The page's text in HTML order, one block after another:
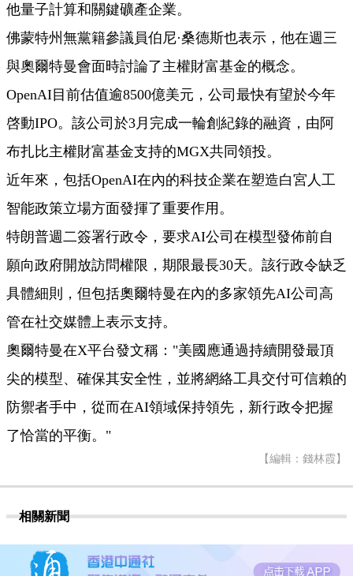
他量子計算和關鍵礦產企業。
佛蒙特州無黨籍參議員伯尼·桑德斯也表示，他在週三
與奧爾特曼會面時討論了主權財富基金的概念。
OpenAI目前估值逾8500億美元，公司最快有望於今年
啓動IPO。該公司於3月完成一輪創紀錄的融資，由阿
布扎比主權財富基金支持的MGX共同領投。
近年來，包括OpenAI在內的科技企業在塑造白宮人工
智能政策立場方面發揮了重要作用。
特朗普週二簽署行政令，要求AI公司在模型發佈前自
願向政府開放訪問權限，期限最長30天。該行政令缺乏
具體細則，但包括奧爾特曼在內的多家領先AI公司高
管在社交媒體上表示支持。
奧爾特曼在X平台發文稱："美國應通過持續開發最頂
尖的模型、確保其安全性，並將網絡工具交付可信賴的
防禦者手中，從而在AI領域保持領先，新行政令把握
了恰當的平衡。"
【編輯：錢林霞】
相關新聞